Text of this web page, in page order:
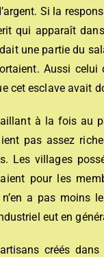
Si la
qui apparaît
une partie du
Aussi
cet esclave avait
à la fois au
pas assez
Les villages
pour les
a pas moins
eut en
créés